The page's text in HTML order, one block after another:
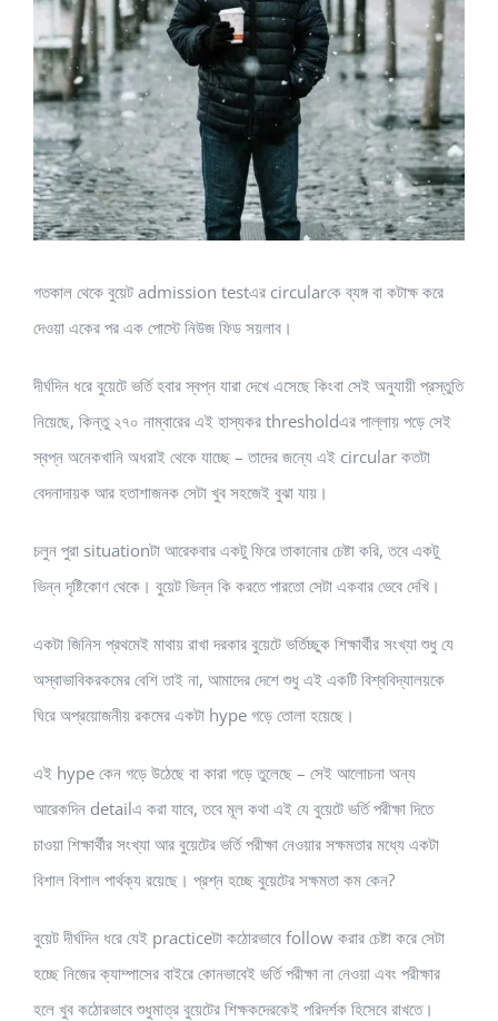
গতকাল থেকে বুয়েট admission testএর circularকে ব্যঙ্গ বা কটাক্ষ করে
দেওয়া একের পর এক পোস্টে নিউজ ফিড সয়লাব।
দীর্ঘদিন ধরে বুয়েটে ভর্তি হবার স্বপ্ন যারা দেখে এসেছে কিংবা সেই অনুযায়ী প্রস্তুতি
নিয়েছে, কিন্তু ২৭০ নাম্বারের এই হাস্যকর thresholdএর পাল্লায় পড়ে সেই
স্বপ্ন অনেকখানি অধরাই থেকে যাচ্ছে – তাদের জন্যে এই circular কতটা
বেদনাদায়ক আর হতাশাজনক সেটা খুব সহজেই বুঝা যায়।
চলুন পুরা situationটা আরেকবার একটু ফিরে তাকানোর চেষ্টা করি, তবে একটু
ভিন্ন দৃষ্টিকোণ থেকে। বুয়েট ভিন্ন কি করতে পারতো সেটা একবার ভেবে দেখি।
একটা জিনিস প্রথমেই মাথায় রাখা দরকার বুয়েটে ভর্তিচ্ছুক শিক্ষার্থীর সংখ্যা শুধু যে
অস্বাভাবিকরকমের বেশি তাই না, আমাদের দেশে শুধু এই একটি বিশ্ববিদ্যালয়কে
ঘিরে অপ্রয়োজনীয় রকমের একটা hype গড়ে তোলা হয়েছে।
এই hype কেন গড়ে উঠেছে বা কারা গড়ে তুলেছে – সেই আলোচনা অন্য
আরেকদিন detailএ করা যাবে, তবে মূল কথা এই যে বুয়েটে ভর্তি পরীক্ষা দিতে
চাওয়া শিক্ষার্থীর সংখ্যা আর বুয়েটের ভর্তি পরীক্ষা নেওয়ার সক্ষমতার মধ্যে একটা
বিশাল বিশাল পার্থক্য রয়েছে। প্রশ্ন হচ্ছে বুয়েটের সক্ষমতা কম কেন?
বুয়েট দীর্ঘদিন ধরে যেই practiceটা কঠোরভাবে follow করার চেষ্টা করে সেটা
হচ্ছে নিজের ক্যাম্পাসের বাইরে কোনভাবেই ভর্তি পরীক্ষা না নেওয়া এবং পরীক্ষার
হলে খুব কঠোরভাবে শুধুমাত্র বুয়েটের শিক্ষকদেরকেই পরিদর্শক হিসেবে রাখতে।